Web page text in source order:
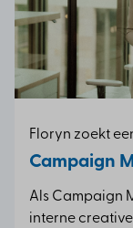
Floryn zoekt
Campaign
Als Campaign
interne